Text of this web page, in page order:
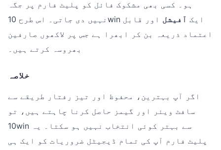
ہو۔ کسی بھی مشکوک فائل کو پلیٹ فارم پر جگہ
نہیں دی جاتی۔ اس طرح 10win ایک آفیشل اور قابل
اعتماد ذریعہ بن کر ابھرا ہے جس پر لاکھوں صارفین
بھروسہ کرتے ہیں۔
خلاصہ
اگر آپ بہترین، محفوظ اور تیز رفتار طریقے سے
سافٹ ویئر اور گیمز حاصل کرنا چاہتے ہیں، تو
10win سے بہتر کوئی انتخاب نہیں ہو سکتا۔ یہ
پلیٹ فارم آپ کی تمام ڈیجیٹل ضروریات کو ایک ہی